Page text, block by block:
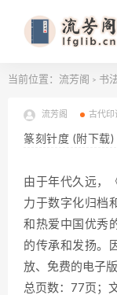
当前位置： 流芳阁 > 书
流芳阁 古代印
篆刻针度 (附下载)
由于年代久远，
力于数字化归档
和热爱中国优秀
的传承和发扬。
放、免费的电子
总页数：77页；